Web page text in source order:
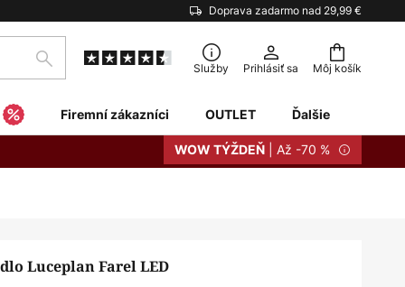
Doprava zadarmo nad 29,99 €
Môj košík
Hľadať Služby Prihlásiť sa
Firemní zákazníci OUTLET Ďalšie
WOW TÝŽDEŇ | Až -70 %
Luceplan Farel LED